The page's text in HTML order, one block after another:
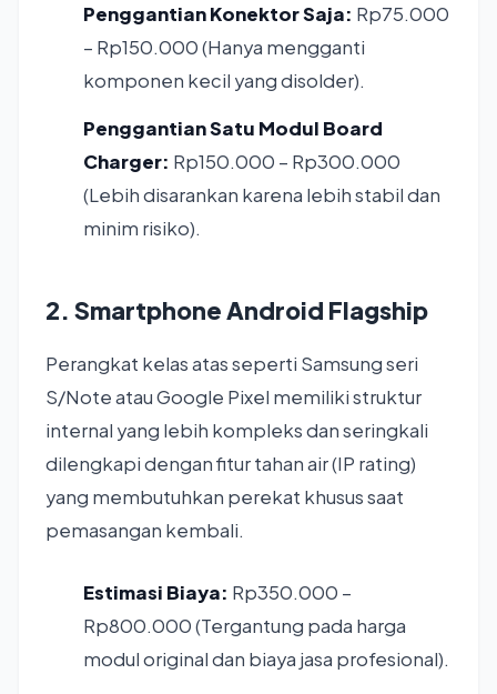
Penggantian Konektor Saja: Rp75.000
– Rp150.000 (Hanya mengganti
komponen kecil yang disolder).
Penggantian Satu Modul Board
Charger: Rp150.000 – Rp300.000
(Lebih disarankan karena lebih stabil dan
minim risiko).
2. Smartphone Android Flagship
Perangkat kelas atas seperti Samsung seri
S/Note atau Google Pixel memiliki struktur
internal yang lebih kompleks dan seringkali
dilengkapi dengan fitur tahan air (IP rating)
yang membutuhkan perekat khusus saat
pemasangan kembali.
Estimasi Biaya: Rp350.000 –
Rp800.000 (Tergantung pada harga
modul original dan biaya jasa profesional).